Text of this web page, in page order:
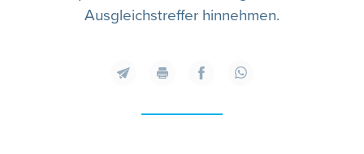
Ausgleichstreffer hinnehmen.